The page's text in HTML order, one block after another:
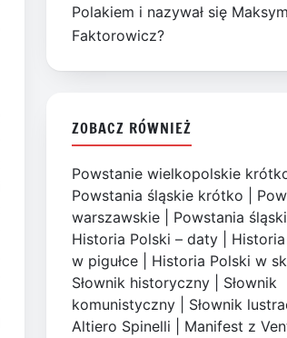
Polakiem i nazywał się
Faktorowicz?
ZOBACZ RÓWNIEŻ
Powstanie wielkopolskie
Powstania śląskie krótko
warszawskie
Powstania
Historia Polski – daty
w pigułce
Historia Polski w
Słownik historyczny
Słownik
komunistyczny
Słownik
Altiero Spinelli
Manifest z